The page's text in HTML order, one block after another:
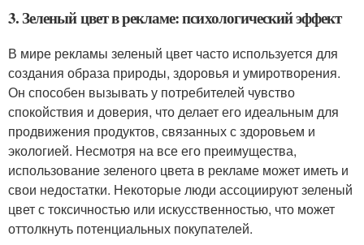
3. Зеленый цвет в рекламе: психологический эффект
В мире рекламы зеленый цвет часто используется для
создания образа природы, здоровья и умиротворения.
Он способен вызывать у потребителей чувство
спокойствия и доверия, что делает его идеальным для
продвижения продуктов, связанных с здоровьем и
экологией. Несмотря на все его преимущества,
использование зеленого цвета в рекламе может иметь и
свои недостатки. Некоторые люди ассоциируют зеленый
цвет с токсичностью или искусственностью, что может
оттолкнуть потенциальных покупателей.